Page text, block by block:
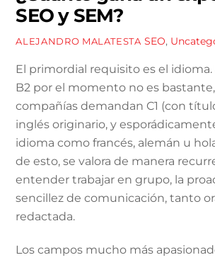
SEO y SEM?
ALEJANDRO MALATESTA SEO,
El primordial requisito es el
B2 por el momento no es
compañías demandan C1 (con
inglés originario, y
idioma como francés, alemán u
de esto, se valora de manera
entender trabajar en grupo, la
sencillez de comunicación, tanto
redactada.
Los campos mucho más